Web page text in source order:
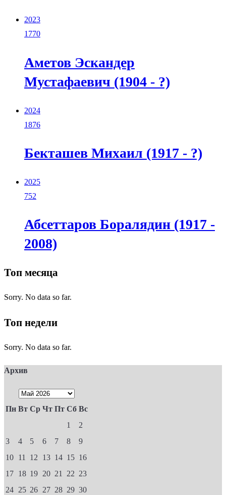
2023
1770
Аметов Эскандер
Мустафаевич (1904 - ?)
2024
1876
Бекташев Михаил (1917 - ?)
2025
752
Абсеттаров Боралядин (1917 -
2008)
Топ месяца
Sorry. No data so far.
Топ недели
Sorry. No data so far.
Архив
Пн Вт Ср Чт Пт Сб Вс
1
2
3
4 5 6 7 8
9
10 11 12 13 14 15 16
17 18 19 20 21 22 23
24 25 26 27 28 29 30